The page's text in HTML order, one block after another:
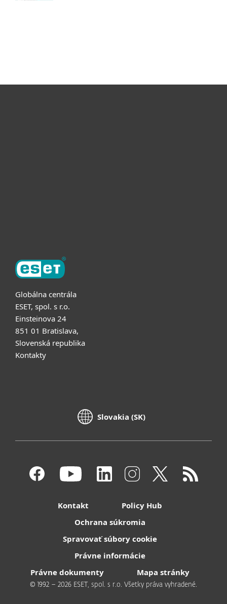
Globálna centrála
ESET, spol. s r.o.
Einsteinova 24
851 01 Bratislava,
Slovenská republika
Kontakty
Slovakia (SK)
Kontakt
Policy Hub
Ochrana súkromia
Spravovať súbory cookie
Právne informácie
Právne dokumenty
Mapa stránky
© 1992 – 2026 ESET, spol. s r.o. Všetky práva vyhradené.